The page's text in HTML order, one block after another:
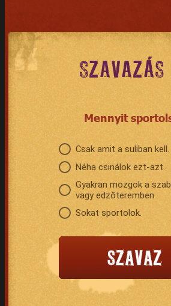
SZAVAZÁS
Mennyit
Csak amit a suliban kell.
Néha csinálok ezt-azt.
Gyakran mozgok a
vagy edzőteremben.
Sokat sportolok.